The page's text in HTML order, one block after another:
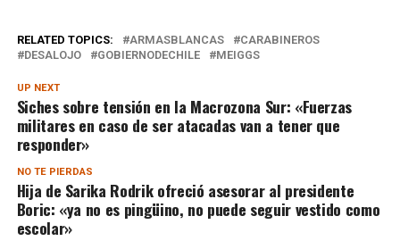
RELATED TOPICS: ARMASBLANCAS
CARABINEROS
DESALOJO
GOBIERNODECHILE MEIGGS
UP NEXT
Siches sobre tensión en la Macrozona Sur: «Fuerzas
militares en caso de ser atacadas van a tener que
responder»
NO TE PIERDAS
Hija de Sarika Rodrik ofreció asesorar al presidente
Boric: «ya no es pingüino, no puede seguir vestido como
escolar»